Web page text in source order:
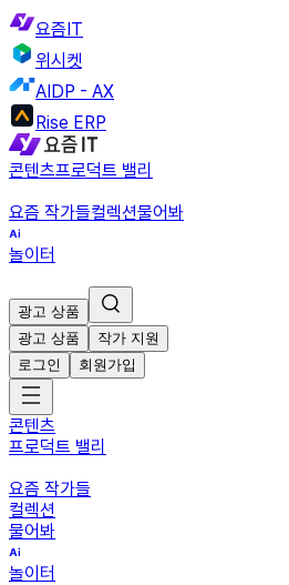
요즘IT
위시켓
AIDP - AX
Rise ERP
콘텐츠프로덕트 밸리
요즘 작가들컬렉션물어봐
놀이터
광고 상품
광고 상품
작가 지원
로그인
회원가입
콘텐츠
프로덕트 밸리
요즘 작가들
컬렉션
물어봐
놀이터